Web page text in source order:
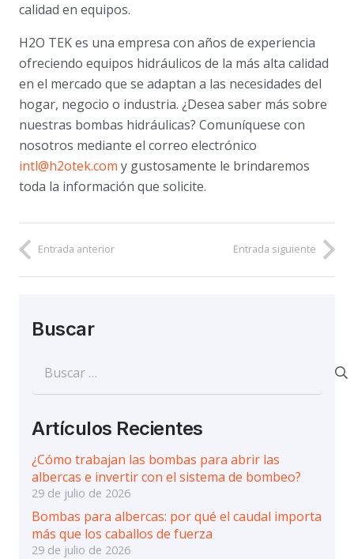
calidad en equipos.
H2O TEK es una empresa con años de experiencia
ofreciendo equipos hidráulicos de la más alta calidad
en el mercado que se adaptan a las necesidades del
hogar, negocio o industria. ¿Desea saber más sobre
nuestras bombas hidráulicas? Comuníquese con
nosotros mediante el correo electrónico
intl@h2otek.com y gustosamente le brindaremos
toda la información que solicite.
Entrada anterior Entrada siguiente
Buscar
Artículos Recientes
¿Cómo trabajan las bombas para abrir las
albercas e invertir con el sistema de bombeo?
29 de julio de 2026
Bombas para albercas: por qué el caudal importa
más que los caballos de fuerza
29 de julio de 2026